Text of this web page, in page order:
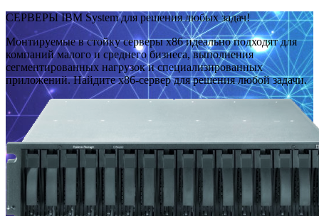
СЕРВЕРЫ IBM System для решения любых задач!
Монтируемые в стойку серверы x86 идеально подходят для
компаний малого и среднего бизнеса, выполнения
сегментированных нагрузок и специализированных
приложений. Найдите x86-сервер для решения любой задачи.